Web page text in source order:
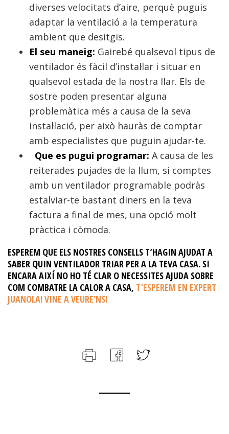
diverses velocitats d’aire, perquè puguis
adaptar la ventilació a la temperatura
ambient que desitgis.
El seu maneig: Gairebé qualsevol tipus de
ventilador és fàcil d’instal·lar i situar en
qualsevol estada de la nostra llar. Els de
sostre poden presentar alguna
problemàtica més a causa de la seva
instal·lació, per això hauràs de comptar
amb especialistes que puguin ajudar-te.
Que es pugui programar: A causa de les
reiterades pujades de la llum, si comptes
amb un ventilador programable podràs
estalviar-te bastant diners en la teva
factura a final de mes, una opció molt
pràctica i còmoda.
ESPEREM QUE ELS NOSTRES CONSELLS T’HAGIN AJUDAT A
SABER QUIN VENTILADOR TRIAR PER A LA TEVA CASA. SI
ENCARA AIXÍ NO HO TÉ CLAR O NECESSITES AJUDA SOBRE
COM COMBATRE LA CALOR A CASA, T’ESPEREM EN EXPERT
JUANOLA! VINE A VEURE’NS!